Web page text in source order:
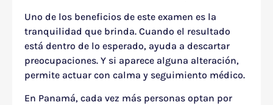
Uno de los beneficios de este examen es la
tranquilidad que brinda. Cuando el resultado
está dentro de lo esperado, ayuda a descartar
preocupaciones. Y si aparece alguna alteración,
permite actuar con calma y seguimiento médico.
En Panamá, cada vez más personas optan por